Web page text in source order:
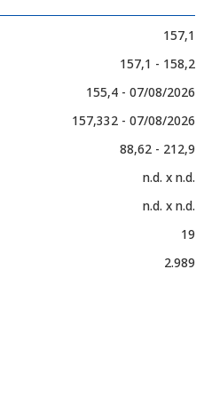
157,1
157,1 - 158,2
155,4 - 07/08/2026
157,332 - 07/08/2026
88,62 - 212,9
n.d. x n.d.
n.d. x n.d.
19
2.989